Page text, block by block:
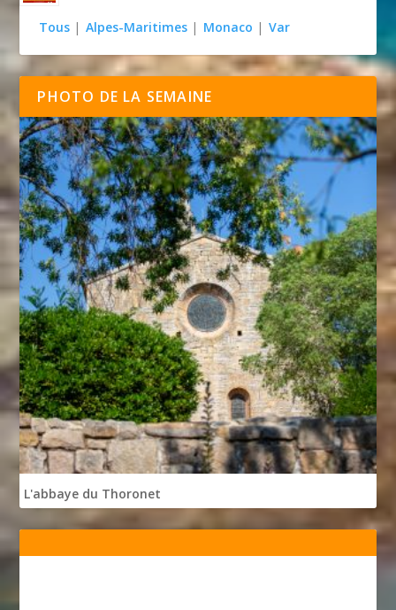
Tous | Alpes-Maritimes | Monaco | Var
PHOTO DE LA SEMAINE
L'abbaye du Thoronet